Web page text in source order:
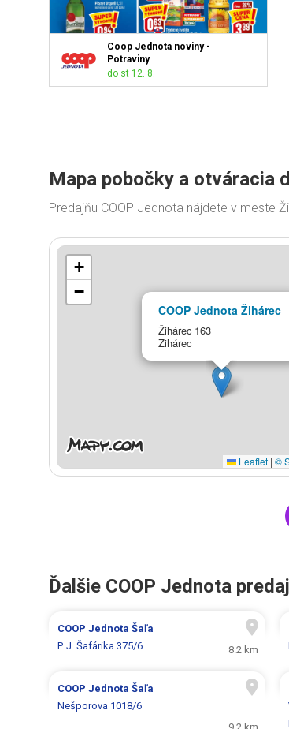
Coop Jednota noviny -
Potraviny
do st 12. 8.
Mapa pobočky a otváracia
Predajňu COOP Jednota nájdete v meste
COOP Jednota Žihárec
Žihárec 163
Žihárec
+
−
Leaflet | ©
Ďalšie COOP Jednota
COOP JednotaŠaľa
P. J. Šafárika 375/6
8.2 km
COOP JednotaŠaľa
Nešporova 1018/6